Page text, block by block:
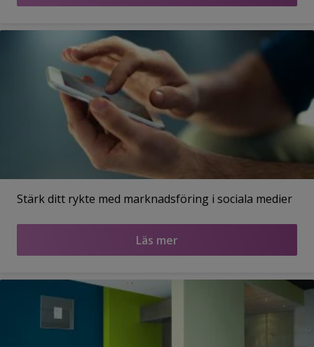
Stärk ditt rykte med marknadsföring i sociala medier
Läs mer